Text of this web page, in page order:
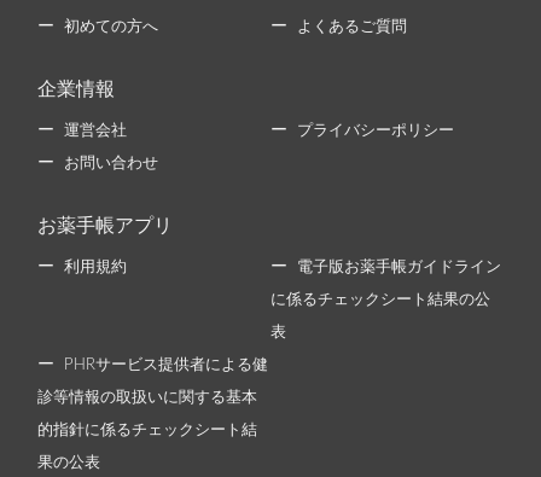
初めての方へ よくあるご質問
企業情報
運営会社 プライバシーポリシー
お問い合わせ
お薬手帳アプリ
利用規約 電子版お薬手帳ガイドライン
に係るチェックシート結果の公
表
PHRサービス提供者による健
診等情報の取扱いに関する基本
的指針に係るチェックシート結
果の公表